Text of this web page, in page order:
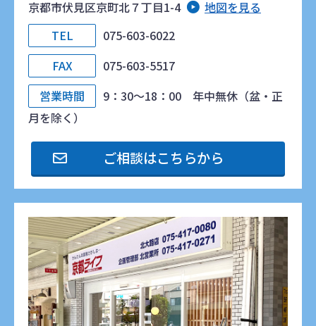
京都市伏見区京町北７丁目1-4
地図を見る
TEL
075-603-6022
FAX
075-603-5517
営業時間
9：30～18：00 年中無休（盆・正
月を除く）
ご相談はこちらから